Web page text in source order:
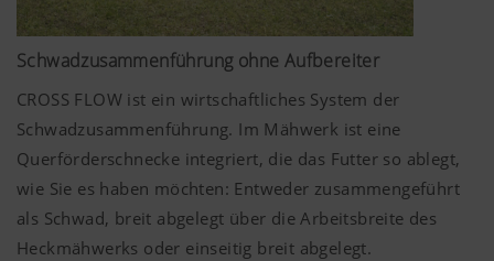
dieser Website gespeichert, es sei denn,
Video angesehen. Nähere Informationen
hier:
hl=de https://www.google.de/intl/de/
Wir haben keine Kontrolle über YouTube
können diese Cookies in Ihren Browser-
blockieren.
Schwadzusammenführung ohne Aufbereiter
CROSS FLOW ist ein wirtschaftliches System der
Schwadzusammenführung. Im Mähwerk ist eine
Querförderschnecke integriert, die das Futter so ablegt,
wie Sie es haben möchten: Entweder zusammengeführt
als Schwad, breit abgelegt über die Arbeitsbreite des
Heckmähwerks oder einseitig breit abgelegt.